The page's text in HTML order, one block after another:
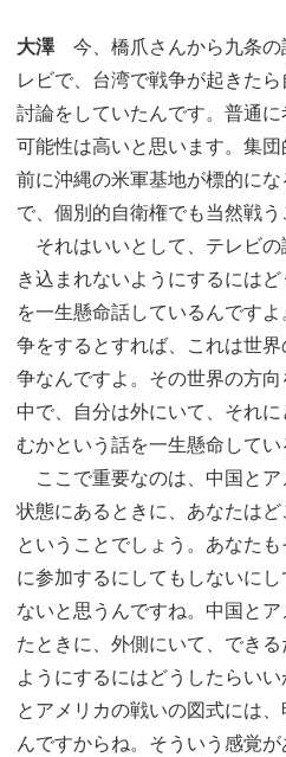
大澤今、橋爪さんから九条の
レビで、台湾で戦争が起きた
討論をしていたんです。普通
可能性は高いと思います。集
前に沖縄の米軍基地が標的に
で、個別的自衛権でも当然戦う
それはいいとして、テレビの
き込まれないようにするには
を一生懸命話しているんです
争をするとすれば、これは世
争なんですよ。その世界の方
中で、自分は外にいて、それ
むかという話を一生懸命してい
ここで重要なのは、中国とア
状態にあるときに、あなたは
ということでしょう。あなた
に参加するにしてもしないに
ないと思うんですね。中国と
たときに、外側にいて、でき
ようにするにはどうしたらい
とアメリカの戦いの図式には
んですからね。そういう感覚